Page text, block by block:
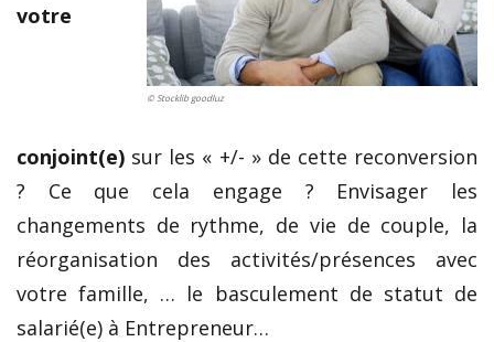
© Stocklib goodluz
votre
conjoint(e) sur les « +/- » de cette reconversion
? Ce que cela engage ? Envisager les
changements de rythme, de vie de couple, la
réorganisation des activités/présences avec
votre famille, … le basculement de statut de
salarié(e) à Entrepreneur…